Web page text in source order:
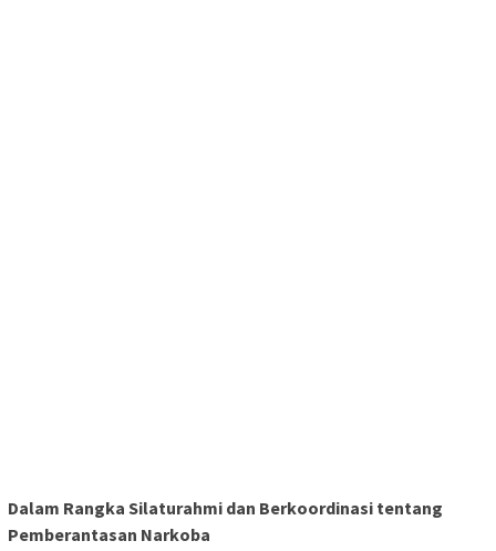
Dalam Rangka Silaturahmi dan Berkoordinasi tentang
Pemberantasan Narkoba